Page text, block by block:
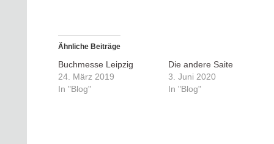
Ähnliche Beiträge
Buchmesse Leipzig
24. März 2019
In "Blog"
Die andere Saite
3. Juni 2020
In "Blog"